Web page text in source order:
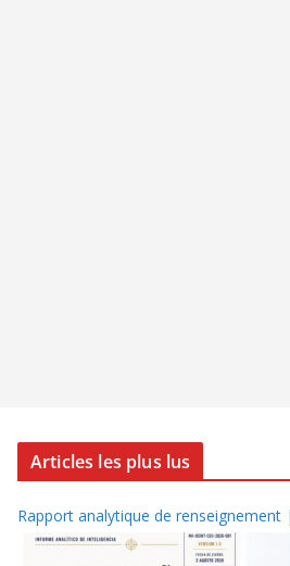
Articles les plus lus
Rapport analytique de renseignement